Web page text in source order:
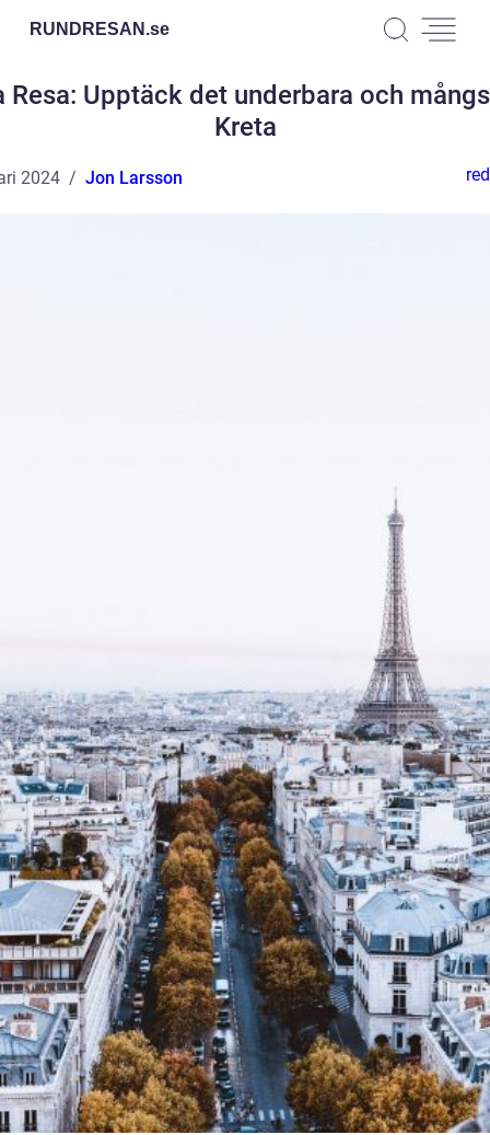
RUNDRESAN.se
Resa: Upptäck det underbara och
Kreta
2024 Jon Larsson